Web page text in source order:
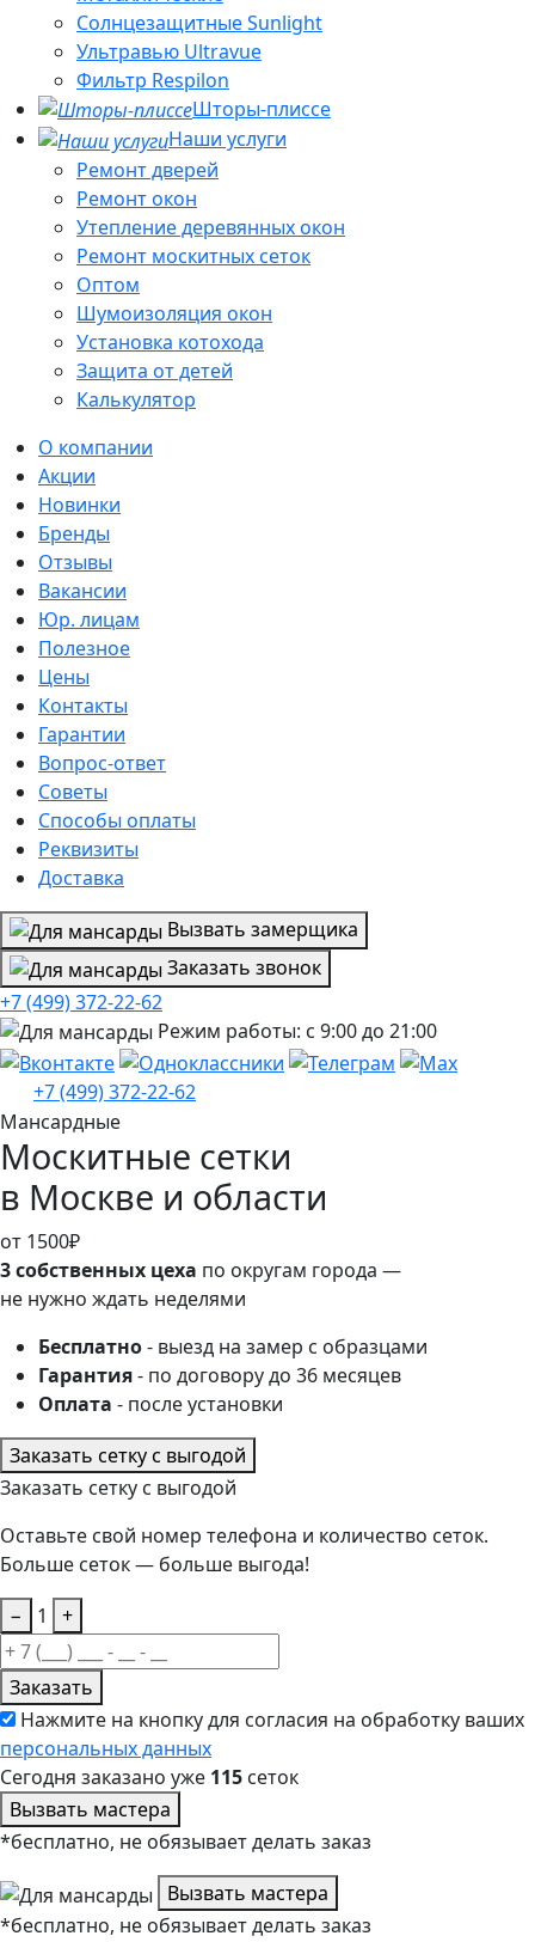
Солнцезащитные Sunlight
Ультравью Ultravue
Фильтр Respilon
Шторы-плиссе
Наши услуги
Ремонт дверей
Ремонт окон
Утепление деревянных окон
Ремонт москитных сеток
Оптом
Шумоизоляция окон
Установка котохода
Защита от детей
Калькулятор
О компании
Акции
Новинки
Бренды
Отзывы
Вакансии
Юр. лицам
Полезное
Цены
Контакты
Гарантии
Вопрос-ответ
Советы
Способы оплаты
Реквизиты
Доставка
Вызвать замерщика
Заказать звонок
+7 (499) 372-22-62
Режим работы: с 9:00 до 21:00
+7 (499) 372-22-62
Мансардные
Москитные сетки
в Москве и области
от 1500₽
3 собственных цеха по округам города —
не нужно ждать неделями
Бесплатно- выезд на замер с образцами
Гарантия- по договору до 36 месяцев
Оплата - после установки
Заказать сетку с выгодой
Заказать сетку с выгодой
Оставьте свой номер телефона и количество сеток.
Больше сеток — больше выгода!
−
1 +
Заказать
Нажмите на кнопку для согласия на обработку ваших
персональных данных
Сегодня заказано уже 115 сеток
Вызвать мастера
*бесплатно, не обязывает делать заказ
Вызвать мастера
*бесплатно, не обязывает делать заказ